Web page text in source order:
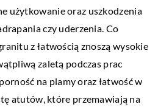
użytkowanie oraz uszkodzenia
czy uderzenia. Co
z łatwością znoszą wysokie
zaletą podczas prac
na plamy oraz łatwość w
atutów, które przemawiają na